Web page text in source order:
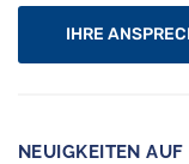
IHRE
NEUIGKEITEN